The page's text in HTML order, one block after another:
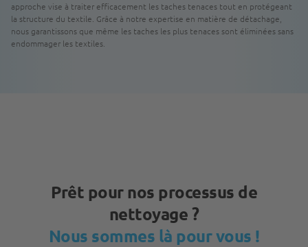
approche vise à traiter efficacement les taches tenaces tout en protégeant
la structure du textile. Grâce à notre expertise en matière de détachage,
nous garantissons que même les taches les plus tenaces sont éliminées sans
endommager les textiles.
Prêt pour nos processus de
nettoyage ?
Nous sommes là pour vous !